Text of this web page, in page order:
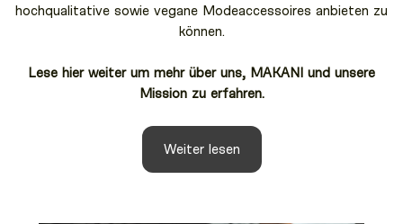
hochqualitative sowie vegane Modeaccessoires anbieten zu
können.
Lese hier weiter um mehr über uns, MAKANI und unsere
Mission zu erfahren.
Weiter lesen